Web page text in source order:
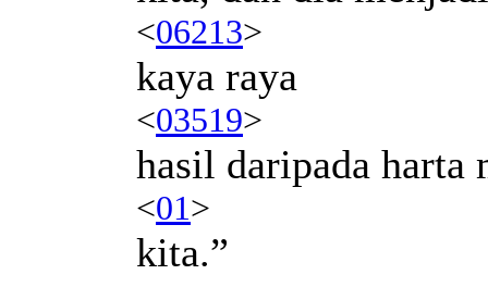
<06213>
kaya raya
<03519>
hasil daripada harta
<01>
kita.”